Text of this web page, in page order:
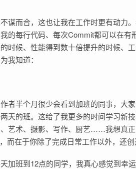
谋而合，这也让我在工作时更有动力
的每行代码、每次Commit都可以在有
时候、性能得到数十倍提升的时候、
我知道：
半个月很少会看到加班的同事，大家
天的班。这给了我更多的时间学习新
艺术、摄影、写作、厨艺……我想真
在于你除了完成日常工作以外，还创
加班到12点的同学，我真心感觉到幸